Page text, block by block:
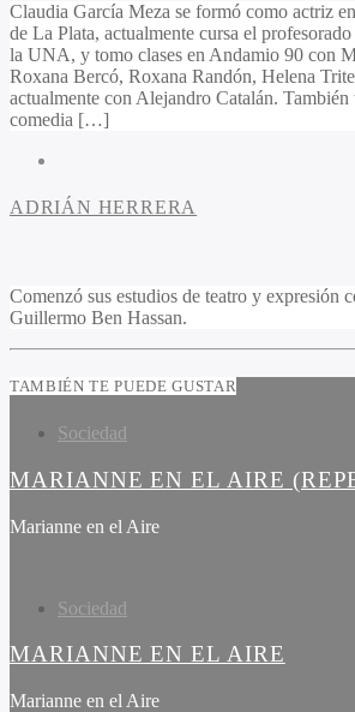
Claudia García Meza se formó como actriz
de La Plata, actualmente cursa el
la UNA, y tomo clases en Andamio 90 con
Roxana Bercó, Roxana Randón, Helena
actualmente con Alejandro Catalán. También
comedia […]
ADRIÁN HERRERA
Comenzó sus estudios de teatro y expresión
Guillermo Ben Hassan.
TAMBIÉN TE PUEDE GUSTAR
Sociedad
MARIANNE EN EL AIRE
Marianne en el Aire
Sociedad
MARIANNE EN EL AIRE
Marianne en el Aire